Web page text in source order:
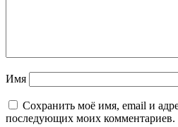
Имя
Сохранить моё имя, email и
последующих моих комментариев.